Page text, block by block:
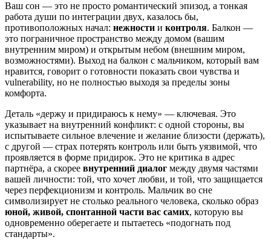
Ваш сон — это не просто романтический эпизод, а тонкая
работа души по интеграции двух, казалось бы,
противоположных начал: нежности и контроля. Балкон —
это пограничное пространство между домом (вашим
внутренним миром) и открытым небом (внешним миром,
возможностями). Выход на балкон с мальчиком, который вам
нравится, говорит о готовности показать свои чувства и
vulnerability, но не полностью выходя за пределы зоны
комфорта.
Деталь «держу и придираюсь к нему» — ключевая. Это
указывает на внутренний конфликт: с одной стороны, вы
испытываете сильное влечение и желание близости (держать),
с другой — страх потерять контроль или быть уязвимой, что
проявляется в форме придирок. Это не критика в адрес
партнёра, а скорее внутренний диалог между двумя частями
вашей личности: той, что хочет любви, и той, что защищается
через перфекционизм и контроль. Мальчик во сне
символизирует не столько реального человека, сколько образ
юной, живой, спонтанной части вас самих, которую вы
одновременно оберегаете и пытаетесь «подогнать под
стандарты».